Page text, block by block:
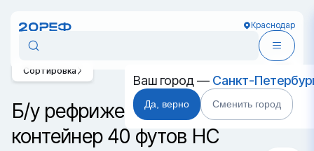
Краснодар
Ваш город — Санкт-
Да, верно Сменить город
Б/у рефрижераторный
контейнер 40 футов HC
Сортировка